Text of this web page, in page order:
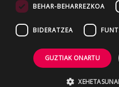
BEHAR-BEHARREZKOA
BIDERATZEA
GUZTIAK ONARTU